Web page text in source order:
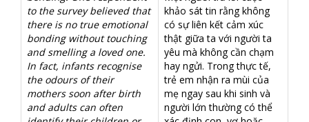
to the survey believed that
there is no true emotional
bonding without touching
and smelling a loved one.
In fact, infants recognise
the odours of their
mothers soon after birth
and adults can often
khảo sát tin rằng không
có sự liên kết cảm xúc
thật giữa ta với người ta
yêu mà không cần chạm
hay ngửi. Trong thực tế,
trẻ em nhận ra mùi của
mẹ ngay sau khi sinh và
người lớn thường có thể